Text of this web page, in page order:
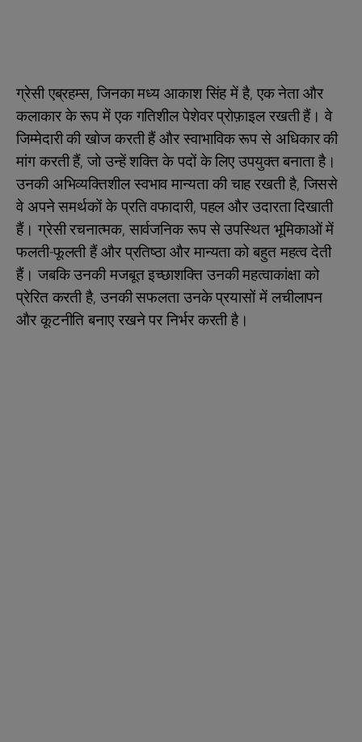
ग्रेसी एब्रहम्स, जिनका मध्य आकाश सिंह में है, एक नेता और
कलाकार के रूप में एक गतिशील पेशेवर प्रोफ़ाइल रखती हैं। वे
जिम्मेदारी की खोज करती हैं और स्वाभाविक रूप से अधिकार की
मांग करती हैं, जो उन्हें शक्ति के पदों के लिए उपयुक्त बनाता है।
उनकी अभिव्यक्तिशील स्वभाव मान्यता की चाह रखती है, जिससे
वे अपने समर्थकों के प्रति वफादारी, पहल और उदारता दिखाती
हैं। ग्रेसी रचनात्मक, सार्वजनिक रूप से उपस्थित भूमिकाओं में
फलती-फूलती हैं और प्रतिष्ठा और मान्यता को बहुत महत्व देती
हैं। जबकि उनकी मजबूत इच्छाशक्ति उनकी महत्वाकांक्षा को
प्रेरित करती है, उनकी सफलता उनके प्रयासों में लचीलापन
और कूटनीति बनाए रखने पर निर्भर करती है।